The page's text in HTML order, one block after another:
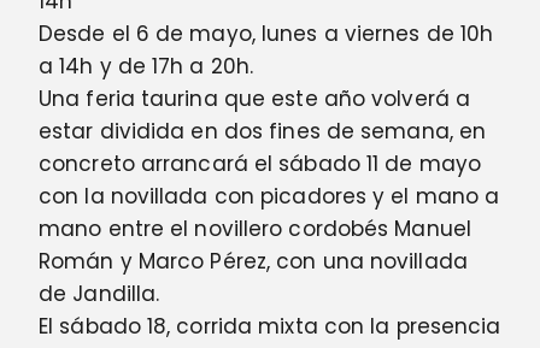
Desde el 6 de mayo, lunes a viernes de 10h
a 14h y de 17h a 20h.
Una feria taurina que este año volverá a
estar dividida en dos fines de semana, en
concreto arrancará el sábado 11 de mayo
con la novillada con picadores y el mano a
mano entre el novillero cordobés Manuel
Román y Marco Pérez, con una novillada
de Jandilla.
El sábado 18, corrida mixta con la presencia